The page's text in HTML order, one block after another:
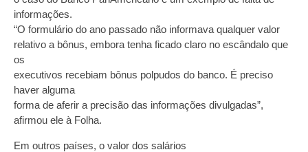
informações.
“O formulário do ano passado não informava qualquer valor
relativo a bônus, embora tenha ficado claro no escândalo que
os
executivos recebiam bônus polpudos do banco. É preciso
haver alguma
forma de aferir a precisão das informações divulgadas”,
afirmou ele à Folha.
Em outros países, o valor dos salários